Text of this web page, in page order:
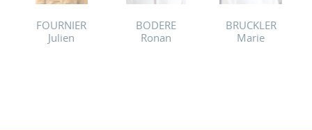
FOURNIER
Julien
BODERE
Ronan
BRUCKLER
Marie